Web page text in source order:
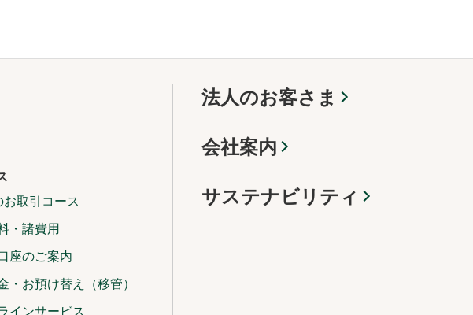
お取引コース
・諸費用
座のご案内
・お預け替え（移管）
インサービス
法人のお客さま
会社案内
サステナビリティ